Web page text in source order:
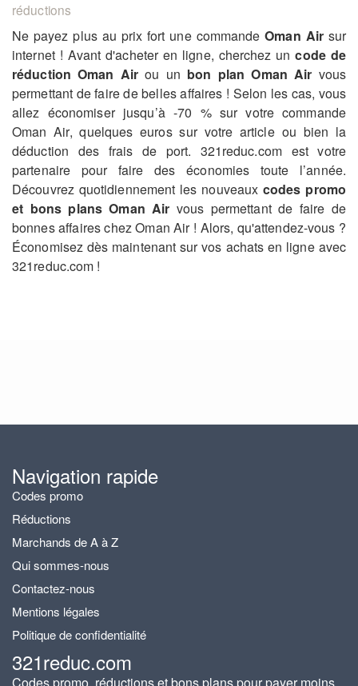
réductions
Ne payez plus au prix fort une commandeOman Airsur
internet ! Avant d'acheter en ligne, cherchez uncode de
réduction Oman Air ou un bon plan Oman Air vous
permettant de faire de belles affaires ! Selon les cas, vous
allez économiser jusqu’à -70 % sur votre commande
Oman Air, quelques euros sur votre article ou bien la
déduction des frais de port. 321reduc.com est votre
partenaire pour faire des économies toute l’année.
Découvrez quotidiennement les nouveauxcodes promo
et bons plans Oman Air vous permettant de faire de
bonnes affaires chez Oman Air ! Alors, qu'attendez-vous ?
Économisez dès maintenant sur vos achats en ligne avec
321reduc.com !
Navigation rapide
Codes promo
Réductions
Marchands de A à Z
Qui sommes-nous
Contactez-nous
Mentions légales
Politique de confidentialité
321reduc.com